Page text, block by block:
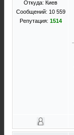
Откуда: Киев
Сообщений: 10 559
Репутация: 1514